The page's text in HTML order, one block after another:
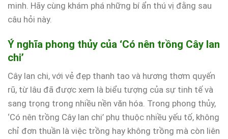
minh. Hãy cùng khám phá những bí ẩn thú vị đằng sau
câu hỏi này.
Ý nghĩa phong thủy của ‘Có nên trồng Cây lan
chi’
Cây lan chi, với vẻ đẹp thanh tao và hương thơm quyến
rũ, từ lâu đã được xem là biểu tượng của sự tinh tế và
sang trọng trong nhiều nền văn hóa. Trong phong thủy,
‘Có nên trồng Cây lan chi’ phụ thuộc nhiều yếu tố, không
chỉ đơn thuần là việc trồng hay không trồng mà còn liên